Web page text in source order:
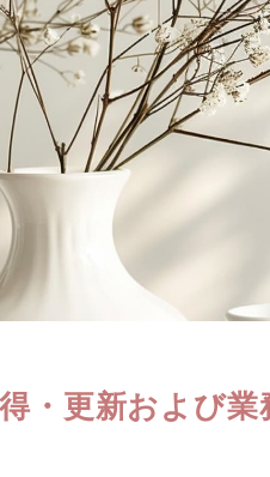
・更新および